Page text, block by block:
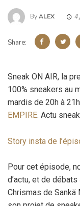
ByALEX 4
Share:
Sneak ON AIR, la
100% sneakers au
mardis de 20h à
EMPIRE. Actu
Story insta de
Pour cet épisode,
d’actu, et de
Chrismas de Sankä